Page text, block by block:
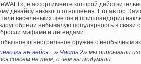
в ассортименте которой
девайсу никакого отношения. Его автор
веселеньких цветов и пришпандорил
обрели небывалую популярность в
мифами и легендами.
огнестрельное оружие с необычным
не вейся…» Часть 2» мы описывали
совсем не тем, о чем вы подумали.